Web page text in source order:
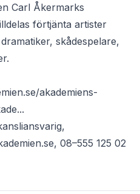
Carl Åkermarks
förtjänta artister
skådespelare,
akademiens-
, 08–555 125 02